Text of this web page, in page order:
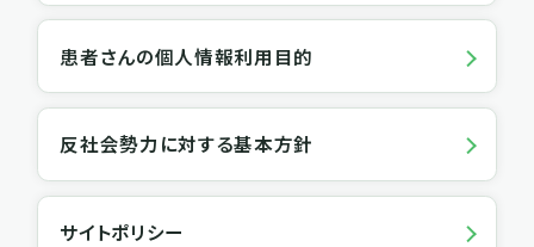
患者さんの個人情報利用目的
反社会勢力に対する基本方針
サイトポリシー